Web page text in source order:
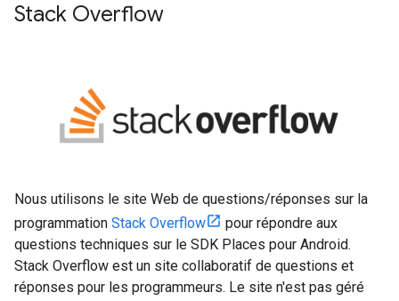
Stack Overflow
Nous utilisons le site Web de questions/réponses sur la
programmation Stack Overflow
pour répondre aux
questions techniques sur le SDK Places pour Android.
Stack Overflow est un site collaboratif de questions et
réponses pour les programmeurs. Le site n'est pas géré